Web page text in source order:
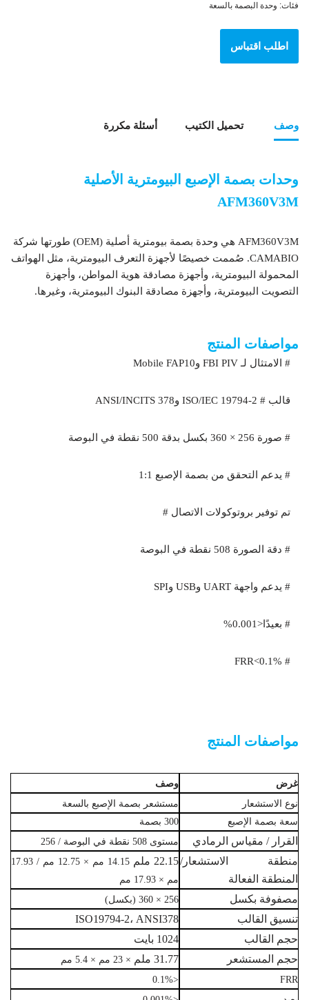
فئات: وحدة البصمة بالسعة
اطلب اقتباس
وصف تحميل الكتيب أسئلة مكررة
وحدات بصمة الإصبع البيومترية الأصلية
AFM360V3M
AFM360V3M هي وحدة بصمة بيومترية أصلية (OEM) طورتها شركة
CAMABIO. صُممت خصيصًا لأجهزة التعرف البيومترية، مثل الهواتف
المحمولة البيومترية، وأجهزة مصادقة هوية المواطن، وأجهزة
التصويت البيومترية، وأجهزة مصادقة البنوك البيومترية، وغيرها.
مواصفات المنتج
# الامتثال لـ FBI PIV وMobile FAP10
قالب # ISO/IEC 19794-2 وANSI/INCITS 378
# صورة 256 × 360 بكسل بدقة 500 نقطة في البوصة
# يدعم التحقق من بصمة الإصبع 1:1
تم توفير بروتوكولات الاتصال #
# دقة الصورة 508 نقطة في البوصة
# يدعم واجهة UART وUSB وSPI
# بعيدًا<0.001%
# FRR<0.1%
مواصفات المنتج
غرض
وصف
نوع الاستشعار
مستشعر بصمة الإصبع بالسعة
سعة بصمة الإصبع
300 بصمة
القرار / مقياس الرمادي مستوى 508 نقطة في البوصة / 256
منطقة الاستشعار/
المنطقة الفعالة
22.15 ملم
14.15 مم × 12.75 مم / 17.93
مم × 17.93 مم
مصفوفة بكسل 256 × 360 (بكسل)
تنسيق القالب
ISO19794-2، ANSI378
حجم القالب
1024 بايت
حجم المستشعر
31.77 ملم
× 23 مم × 5.4 مم
FRR
<0.1%